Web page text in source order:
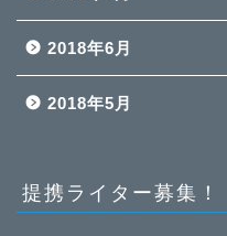
2018年6月
2018年5月
提携ライター募集！